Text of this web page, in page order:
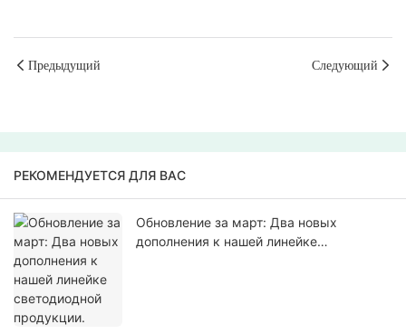
Предыдущий Следующий
РЕКОМЕНДУЕТСЯ ДЛЯ ВАС
Обновление за март: Два новых
дополнения к нашей линейке